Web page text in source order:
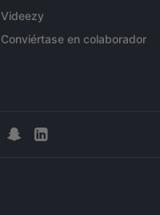
Videezy
Conviértase en colaborador